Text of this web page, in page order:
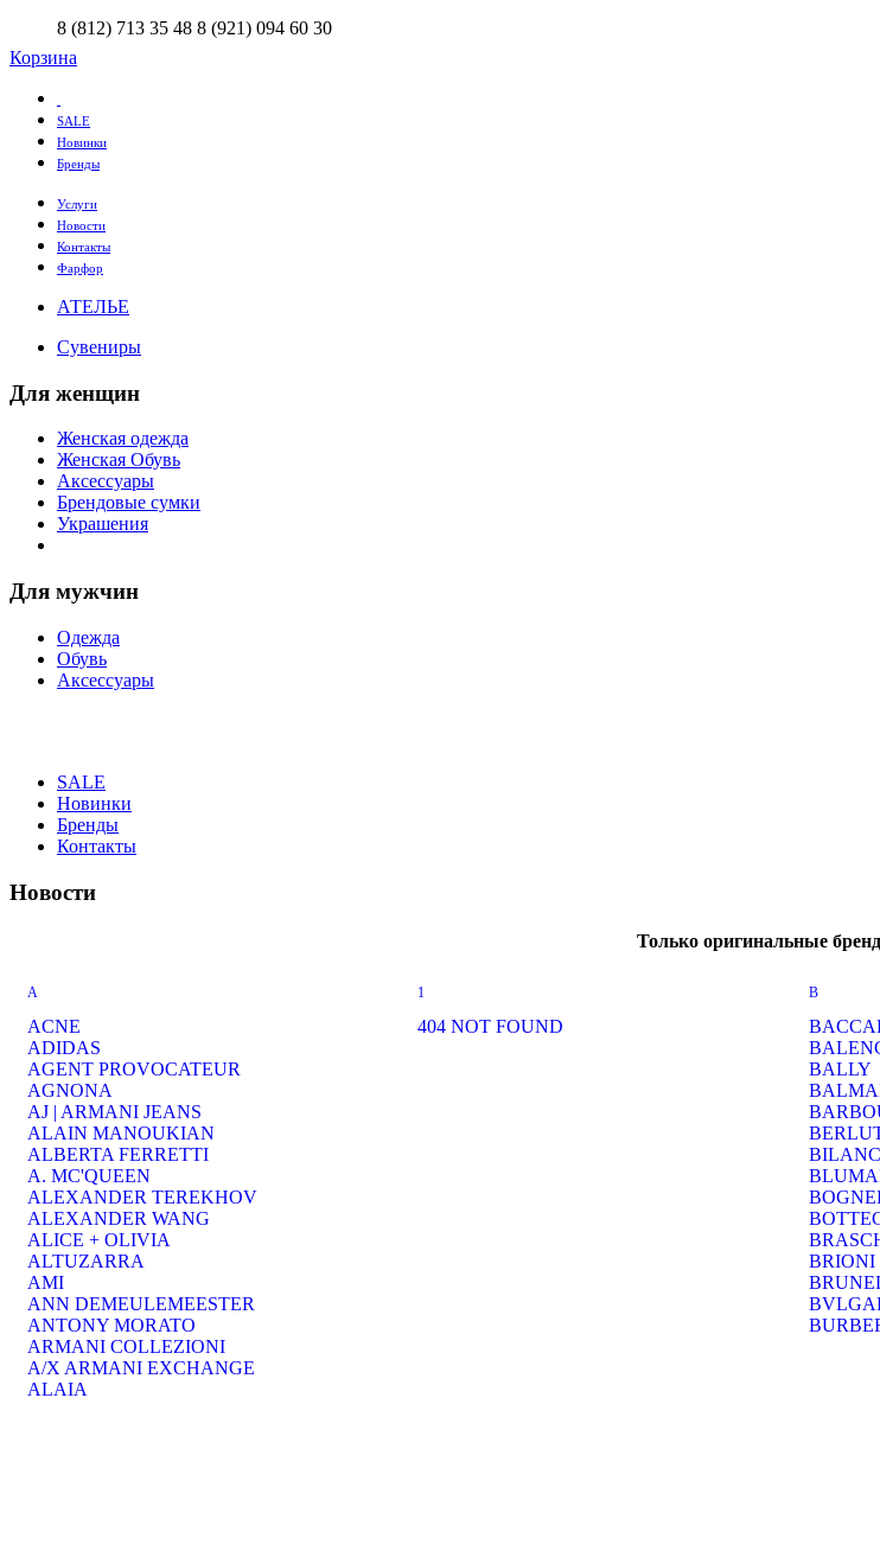
8 (812) 713 35 48 8 (921) 094 60 30
Корзина
SALE
Новинки
Бренды
Услуги
Новости
Контакты
Фарфор
АТЕЛЬЕ
Сувениры
Для женщин
Женская одежда
Женская Обувь
Аксессуары
Брендовые сумки
Украшения
Для мужчин
Одежда
Обувь
Аксессуары
SALE
Новинки
Бренды
Контакты
Новости
Только оригинальные
A
ACNE
ADIDAS
AGENT PROVOCATEUR
AGNONA
AJ | ARMANI JEANS
ALAIN MANOUKIAN
ALBERTA FERRETTI
A. MC'QUEEN
ALEXANDER TEREKHOV
ALEXANDER WANG
ALICE + OLIVIA
ALTUZARRA
AMI
ANN DEMEULEMEESTER
ANTONY MORATO
ARMANI COLLEZIONI
A/X ARMANI EXCHANGE
ALAIA
1
404 NOT FOUND
B
BALLY
BRIONI